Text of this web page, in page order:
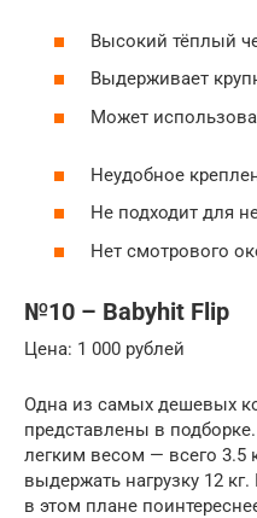
Высокий тёплый
Выдерживает
Может
Неудобное
Не подходит для
Нет смотрового
№10 – Babyhit Flip
Цена: 1 000 рублей
Одна из самых дешевых
представлены в
легким весом — всего 3.5
выдержать нагрузку 12
в этом плане